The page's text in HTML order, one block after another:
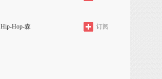
Hip-Hop-森 订阅